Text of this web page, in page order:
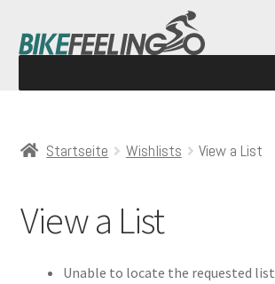
Startseite Wishlists View a List
View a List
Unable to locate the requested list